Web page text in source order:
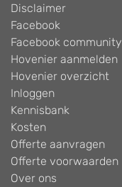
Disclaimer
Facebook
Facebook community
Hovenier aanmelden
Hovenier overzicht
Inloggen
Kennisbank
Kosten
Offerte aanvragen
Offerte voorwaarden
Over ons